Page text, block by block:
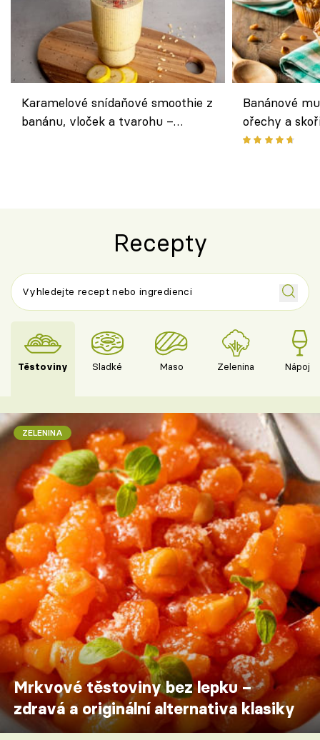
Karamelové snídaňové smoothie z
banánu, vloček a tvarohu –
Banánové
ořechy a
Recepty
Těstoviny Sladké Maso Zelenina Nápoje
ZELENINA
Mrkvové těstoviny bez lepku –
zdravá a originální alternativa klasiky